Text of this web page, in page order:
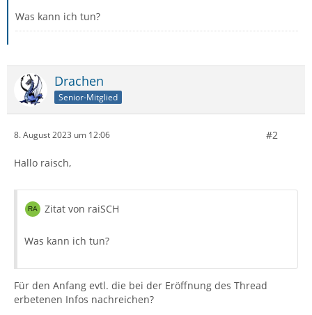
Was kann ich tun?
Drachen
Senior-Mitglied
8. August 2023 um 12:06 #2
Hallo raisch,
Zitat von raiSCH
Was kann ich tun?
Für den Anfang evtl. die bei der Eröffnung des Thread
erbetenen Infos nachreichen?